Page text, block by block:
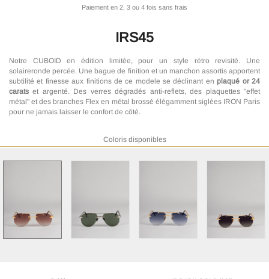
Paiement en 2, 3 ou 4 fois sans frais
IRS45
Notre CUBOID en édition limitée, pour un style rétro revisité. Une
solaireronde percée. Une bague de finition et un manchon assortis apportent
subtilité et finesse aux finitions de ce modele se déclinant enplaqué or 24
carats et argenté. Des verres dégradés anti-reflets, des plaquettes "effet
métal" et des branches Flex en métal brossé élégamment siglées IRON Paris
pour ne jamais laisser le confort de côté.
Coloris disponibles